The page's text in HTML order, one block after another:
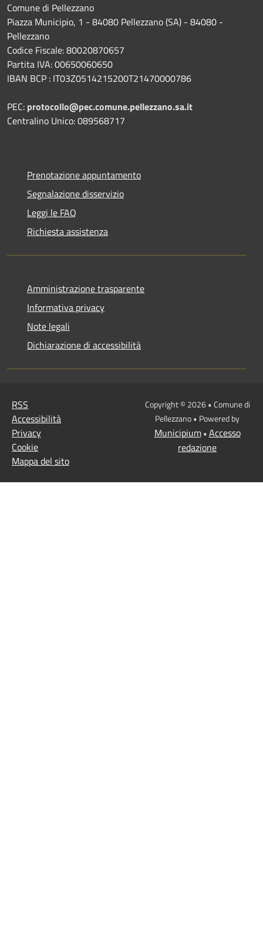
Comune di Pellezzano
Piazza Municipio, 1 - 84080 Pellezzano (SA) - 84080 -
Pellezzano
Codice Fiscale: 80020870657
Partita IVA: 00650060650
IBAN BCP : IT03Z0514215200T21470000786
PEC: protocollo@pec.comune.pellezzano.sa.it
Centralino Unico: 089568717
Prenotazione appuntamento
Segnalazione disservizio
Leggi le FAQ
Richiesta assistenza
Amministrazione trasparente
Informativa privacy
Note legali
Dichiarazione di accessibilità
RSS
Accessibilità
Privacy
Cookie
Mappa del sito
Copyright © 2026 • Comune di
Pellezzano • Powered by
Municipium• Accesso
redazione